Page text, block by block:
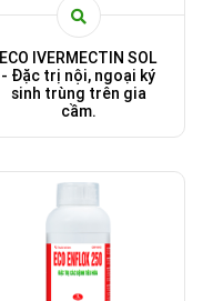
ECO IVERMECTIN SOL
- Đặc trị nội, ngoại ký
sinh trùng trên gia
cầm.